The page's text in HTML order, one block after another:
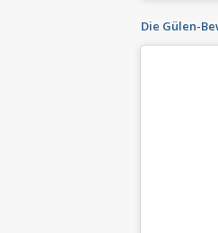
Die Gülen-